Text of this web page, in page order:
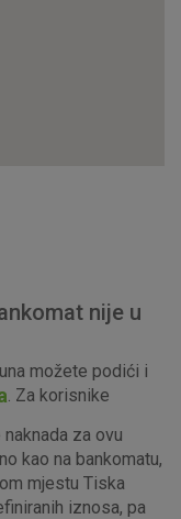
nije u
možete podići i
. Za korisnike
za ovu
kao na bankomatu,
mjestu Tiska
iznosa, pa
stranice i
uključuju zahtjev
Svoj preglednik
neće raditi. Ti
koje bi vas mogle